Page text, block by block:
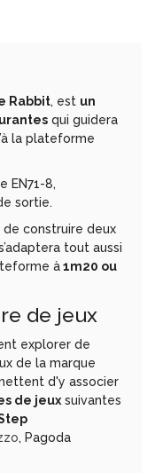
Rabbit, est un
qui guidera
la plateforme
EN71-8,
sortie.
construire deux
tout aussi
à1m20 ou
de jeux
explorer de
de la marque
d'y associer
de jeux suivantes
, Pagoda